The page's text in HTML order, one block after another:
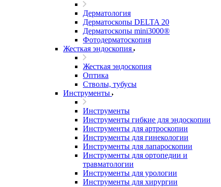
Дерматология
Дерматоскопы DELTA 20
Дерматоскопы mini3000®
Фотодерматоскопия
Жесткая эндоскопия
Жесткая эндоскопия
Оптика
Стволы, тубусы
Инструменты
Инструменты
Инструменты гибкие для эндоскопии
Инструменты для артроскопии
Инструменты для гинекологии
Инструменты для лапароскопии
Инструменты для ортопедии и
травматологии
Инструменты для урологии
Инструменты для хирургии